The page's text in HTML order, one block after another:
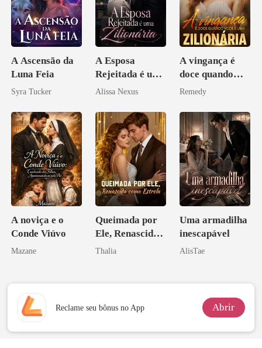
A Ascensão da
Luna Feia
Syra Tucker
A Esposa
Rejeitada é uma
Zilionária
Alissa Nexus
A vingança é
doce quando
você é uma
Remedy
A noviça e o
Conde Viúvo
Mazane
Queimada por
Ele, Renascida
como Estrela
Thalia
Uma armadilha
inescapável
AlisTae
Reclame seu bônus no App Abrir